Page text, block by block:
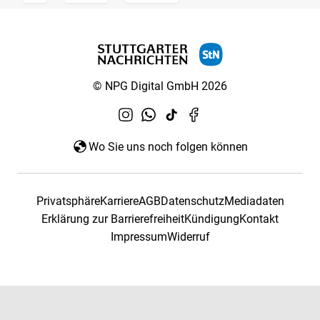
© NPG Digital GmbH 2026
Wo Sie uns noch folgen können
PrivatsphäreKarriereAGBDatenschutzMediadaten
Erklärung zur BarrierefreiheitKündigungKontakt
ImpressumWiderruf